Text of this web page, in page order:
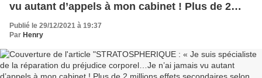
vu autant d’appels à mon cabinet ! Plus de 2
millions effets secondaires selon L’OMS…C’est
énorme ! 8000 morts en Europe et 40 000 morts
aux USA !!! »
Publié le 29/12/2021 à 19:37
Par Henry